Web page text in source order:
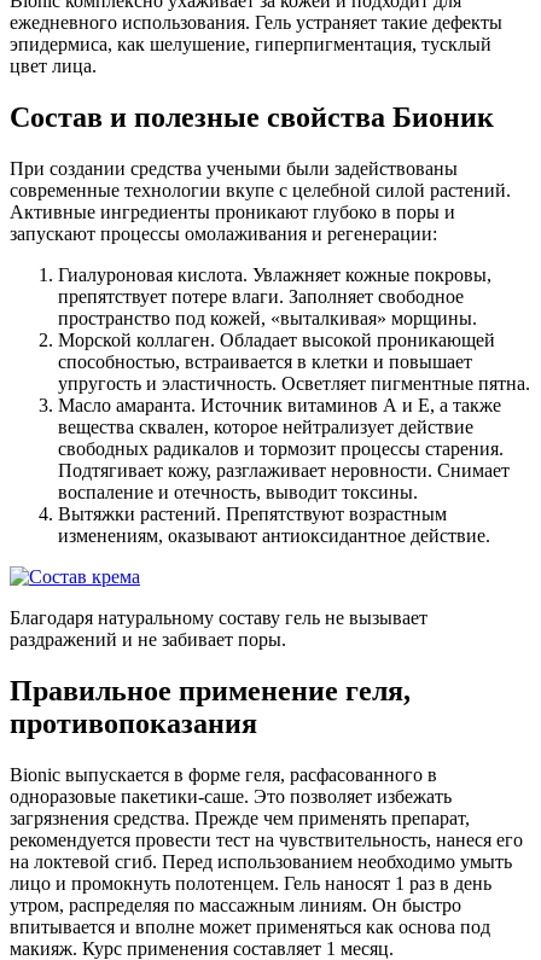
ежедневного использования. Гель устраняет такие дефекты
эпидермиса, как шелушение, гиперпигментация, тусклый
цвет лица.
Состав и полезные свойства Бионик
При создании средства учеными были задействованы
современные технологии вкупе с целебной силой растений.
Активные ингредиенты проникают глубоко в поры и
запускают процессы омолаживания и регенерации:
Гиалуроновая кислота. Увлажняет кожные покровы,
препятствует потере влаги. Заполняет свободное
пространство под кожей, «выталкивая» морщины.
Морской коллаген. Обладает высокой проникающей
способностью, встраивается в клетки и повышает
упругость и эластичность. Осветляет пигментные пятна.
Масло амаранта. Источник витаминов А и Е, а также
вещества сквален, которое нейтрализует действие
свободных радикалов и тормозит процессы старения.
Подтягивает кожу, разглаживает неровности. Снимает
воспаление и отечность, выводит токсины.
Вытяжки растений. Препятствуют возрастным
изменениям, оказывают антиоксидантное действие.
Благодаря натуральному составу гель не вызывает
раздражений и не забивает поры.
Правильное применение геля,
противопоказания
Bionic выпускается в форме геля, расфасованного в
одноразовые пакетики-саше. Это позволяет избежать
загрязнения средства. Прежде чем применять препарат,
рекомендуется провести тест на чувствительность, нанеся его
на локтевой сгиб. Перед использованием необходимо умыть
лицо и промокнуть полотенцем. Гель наносят 1 раз в день
утром, распределяя по массажным линиям. Он быстро
впитывается и вполне может применяться как основа под
макияж. Курс применения составляет 1 месяц.